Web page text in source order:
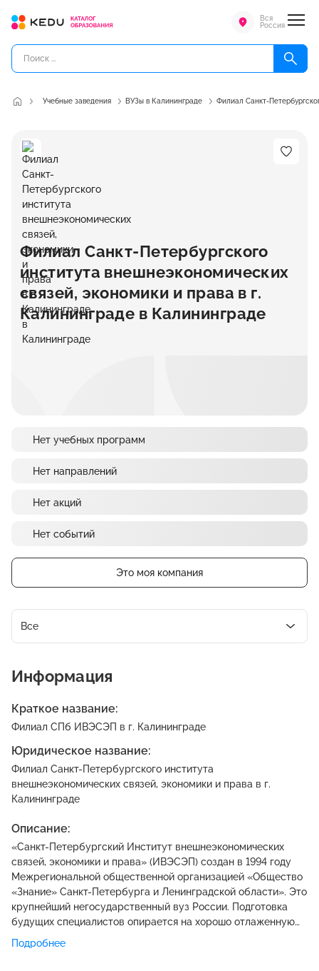
Вся
Россия
Учебные заведения ВУЗы в Калининграде Филиал Санкт-
Филиал Санкт-Петербургского
института внешнеэкономических
связей, экономики и права в г.
Калининграде в Калининграде
Нет учебных программ
Нет направлений
Нет акций
Нет событий
Это моя компания
Все
Информация
Краткое название:
Филиал СПб ИВЭСЭП в г. Калининграде
Юридическое название:
Филиал Санкт-Петербургского института
внешнеэкономических связей, экономики и права в г.
Калининграде
Описание:
«Санкт-Петербургский Институт внешнеэкономических
связей, экономики и права» (ИВЭСЭП) создан в 1994 году
Межрегиональной общественной организацией «Общество
«Знание» Санкт-Петербурга и Ленинградской области». Это
крупнейший негосударственный вуз России. Подготовка
будущих специалистов опирается на хорошо отлаженную
систему приобретения общих и специальных знаний.
Студентов учат по самым совершенным методикам, в
Подробнее